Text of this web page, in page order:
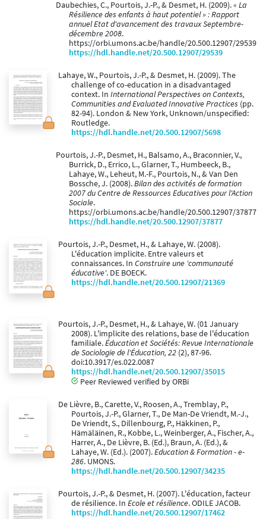
Daubechies, C., Pourtois, J.-P., & Desmet, H. (2009).« La
Résilience des enfants à haut potentiel » : Rapport
annuel Etat d'avancement des travaux Septembre-
décembre 2008.
https://orbi.umons.ac.be/handle/20.500.12907/29539
https://hdl.handle.net/20.500.12907/29539
Lahaye, W., Pourtois, J.-P., & Desmet, H. (2009). The
challenge of co-education in a disadvantaged
context. In International Perspectives on Contexts,
Communities and Evaluated Innovative Practices (pp.
82-94). London & New York, Unknown/unspecified:
Routledge.
https://hdl.handle.net/20.500.12907/5698
Pourtois, J.-P., Desmet, H., Balsamo, A., Braconnier, V.,
Burrick, D., Errico, L., Glarner, T., Humbeeck, B.,
Lahaye, W., Leheut, M.-F., Pourtois, N., & Van Den
Bossche, J. (2008).Bilan des activités de formation
2007 du Centre de Ressources Educatives pour l'Action
Sociale.
https://orbi.umons.ac.be/handle/20.500.12907/37877
https://hdl.handle.net/20.500.12907/37877
Pourtois, J.-P., Desmet, H., & Lahaye, W. (2008).
L'éducation implicite. Entre valeurs et
connaissances. In Construire une 'communauté
éducative'. DE BOECK.
https://hdl.handle.net/20.500.12907/21369
Pourtois, J.-P., Desmet, H., & Lahaye, W. (01 January
2008). L'implicite des relations, base de l'éducation
familiale.Éducation et Sociétés: Revue Internationale
de Sociologie de l'Éducation, 22 (2), 87-96.
doi:10.3917/es.022.0087
https://hdl.handle.net/20.500.12907/35015
Peer Reviewed verified by ORBi
De Lièvre, B., Carette, V., Roosen, A., Tremblay, P.,
Pourtois, J.-P., Glarner, T., De Man­-De Vriendt, M.-J.,
De Vriendt, S., Dillenbourg, P., Häkkinen, P.,
Hämäläinen, R., Kobbe, L., Weinberger, A., Fischer, A.,
Harrer, A., De Lièvre, B. (Ed.), Braun, A. (Ed.), &
Lahaye, W. (Ed.). (2007).Education & Formation - e-
286. UMONS.
https://hdl.handle.net/20.500.12907/34235
Pourtois, J.-P., & Desmet, H. (2007). L'éducation, facteur
de résilience. In Ecole et résilience. ODILE JACOB.
https://hdl.handle.net/20.500.12907/17462